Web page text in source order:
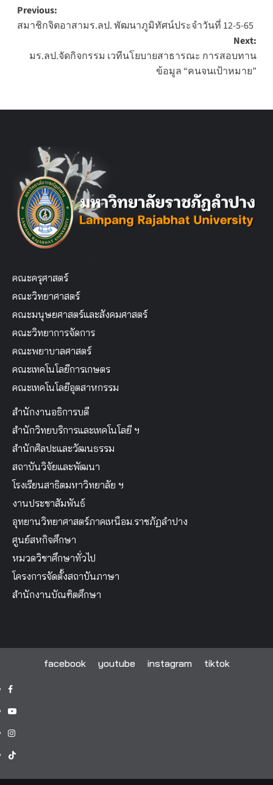
Post
navigation
Previous:
สมาชิกจิตอาสามร.ลป. พัฒนาภูมิทัศน์ประจำวันที่ 12-5-65
Next:
มร.ลป.จัดกิจกรรม เวทีนโยบายสาธารณะ การสอบทาน
ข้อมูล “คนจนเป้าหมาย”
คณะครุศาสตร์
คณะวิทยาศาสตร์
คณะมนุษยศาสตร์และสังคมศาสตร์
คณะวิทยาการจัดการ
คณะพยาบาลศาสตร์
คณะเทคโนโลยีการเกษตร
คณะเทคโนโลยีอุตสาหกรรม
สำนักงานอธิการบดี
สำนักวิทยบริการและเทคโนโลยี ฯ
สำนักศิลปะและวัฒนธรรม
สถาบันวิจัยและพัฒนา
โรงเรียนสาธิตมหาวิทยาลัย ฯ
งานประชาสัมพันธ์
อุทยานวิทยาศาสตร์ภาคเหนือม.ราชภัฏลำปาง
ศูนย์สหกิจศึกษา
หมวดวิชาศึกษาทั่วไป
โครงการจัดตั้งสถาบันภาษา
สำนักงานบัณฑิตศึกษา
facebook youtube instagram tiktok
facebook
youtube
instagram
tiktok